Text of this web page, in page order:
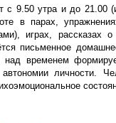
с 9.50 утра и до 21.00
в парах,
играх,
письменное
над временем
личности.